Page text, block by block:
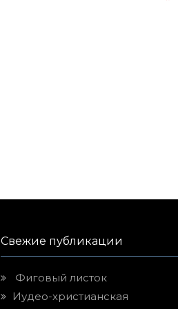
Свежие публикации
Фиговый листок
Иудео-христианская